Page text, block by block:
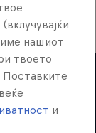
нашиот
твоето
и